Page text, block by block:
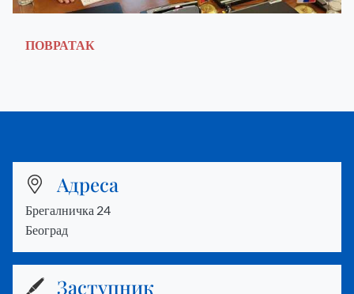
ПОВРАТАК
Адреса
Брегалничка 24
Београд
Заступник